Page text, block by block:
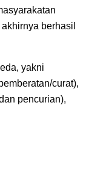
berhasil
yakni
curat),
pencurian),